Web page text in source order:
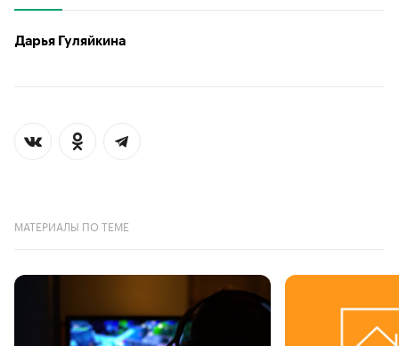
Дарья Гуляйкина
МАТЕРИАЛЫ ПО ТЕМЕ